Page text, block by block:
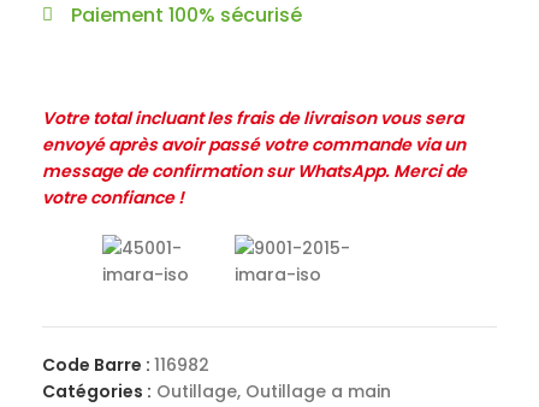
Paiement 100% sécurisé
Votre total incluant les frais de livraison vous sera
envoyé après avoir passé votre commande via un
message de confirmation sur WhatsApp. Merci de
votre confiance !
Code Barre : 116982
Catégories : Outillage, Outillage a main